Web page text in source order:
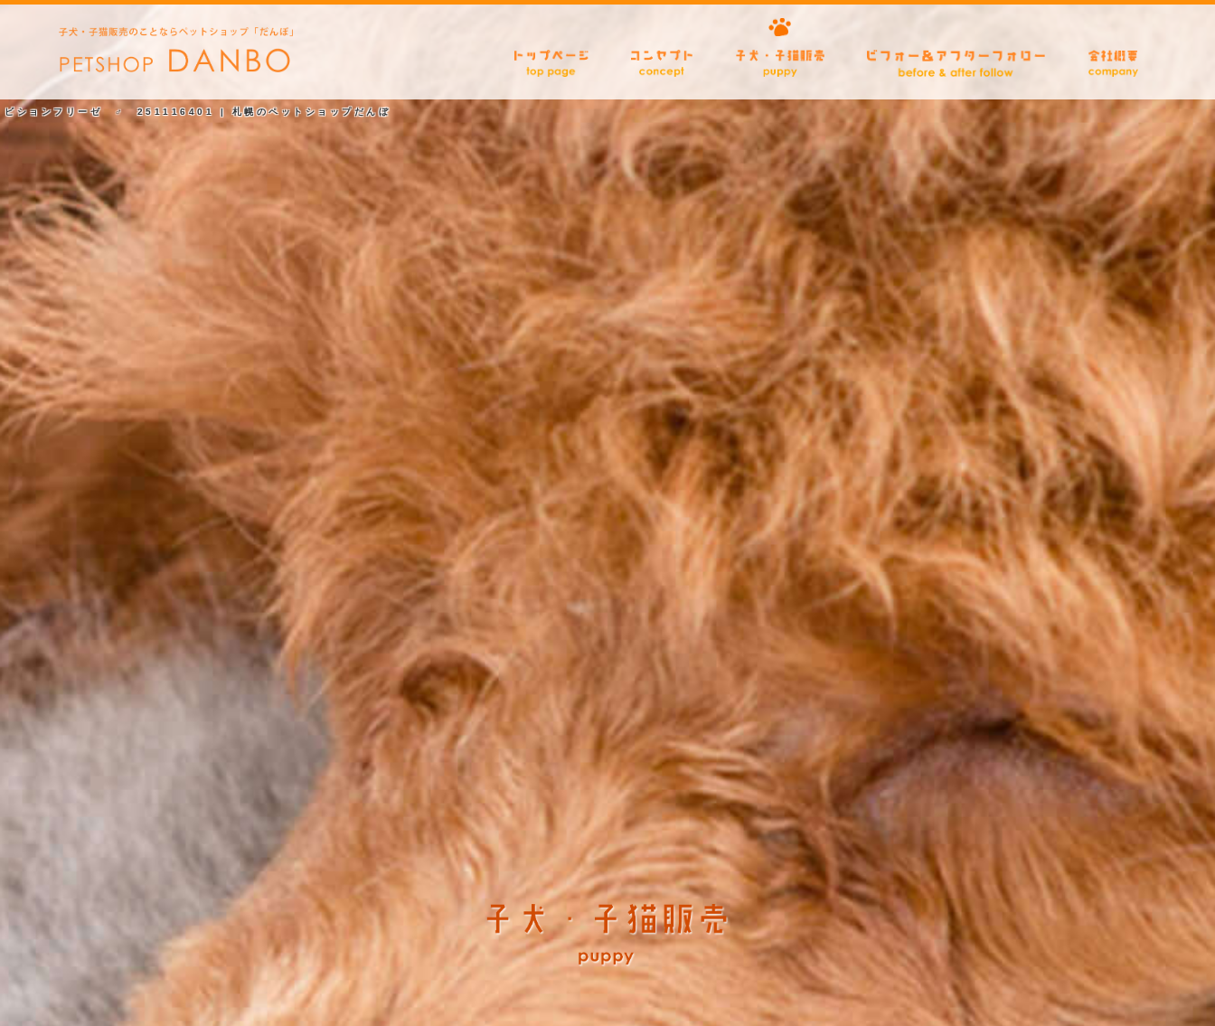
ビションフリーゼ ♂ 251116401 | 札幌のペットショップだんぼ